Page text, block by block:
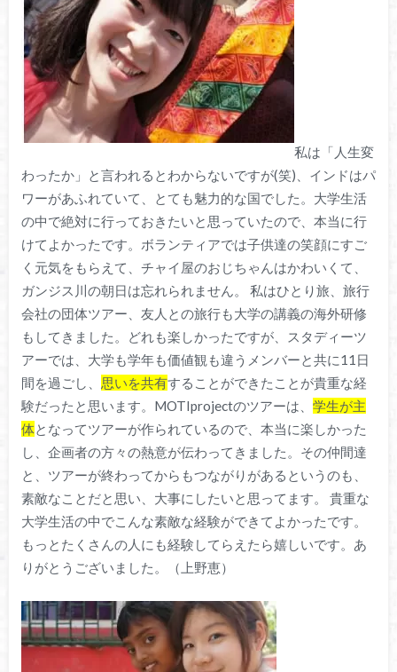
私は「人生変
わったか」と言われるとわからないですが(笑)、インドはパ
ワーがあふれていて、とても魅力的な国でした。大学生活
の中で絶対に行っておきたいと思っていたので、本当に行
けてよかったです。ボランティアでは子供達の笑顔にすご
く元気をもらえて、チャイ屋のおじちゃんはかわいくて、
ガンジス川の朝日は忘れられません。 私はひとり旅、旅行
会社の団体ツアー、友人との旅行も大学の講義の海外研修
もしてきました。どれも楽しかったですが、スタディーツ
アーでは、大学も学年も価値観も違うメンバーと共に11日
間を過ごし、 思いを共有することができたことが貴重な経
験だったと思います。MOTIprojectのツアーは、 学生が主
体となってツアーが作られているので、本当に楽しかった
し、企画者の方々の熱意が伝わってきました。その仲間達
と、ツアーが終わってからもつながりがあるというのも、
素敵なことだと思い、大事にしたいと思ってます。 貴重な
大学生活の中でこんな素敵な経験ができてよかったです。
もっとたくさんの人にも経験してらえたら嬉しいです。あ
りがとうございました。（上野恵）